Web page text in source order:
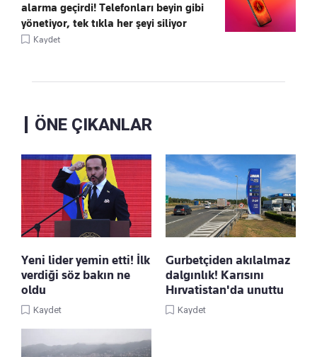
alarma geçirdi! Telefonları beyin gibi
yönetiyor, tek tıkla her şeyi siliyor
Kaydet
ÖNE ÇIKANLAR
Yeni lider yemin etti! İlk
verdiği söz bakın ne
oldu
Kaydet
Gurbetçiden akılalmaz
dalgınlık! Karısını
Hırvatistan'da unuttu
Kaydet